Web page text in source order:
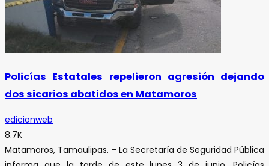
Policías Estatales repelieron agresión dejando
dos sicarios abatidos en Matamoros
edicionweb
8.7K
Matamoros, Tamaulipas. – La Secretaría de Seguridad Pública